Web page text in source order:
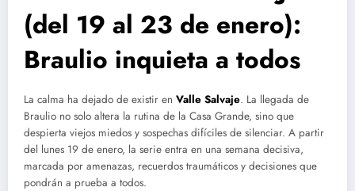
(del 19 al 23 de enero):
Braulio inquieta a todos
La calma ha dejado de existir en Valle Salvaje. La llegada de
Braulio no solo altera la rutina de la Casa Grande, sino que
despierta viejos miedos y sospechas difíciles de silenciar. A partir
del lunes 19 de enero, la serie entra en una semana decisiva,
marcada por amenazas, recuerdos traumáticos y decisiones que
pondrán a prueba a todos.